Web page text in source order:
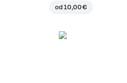
od10,00 €